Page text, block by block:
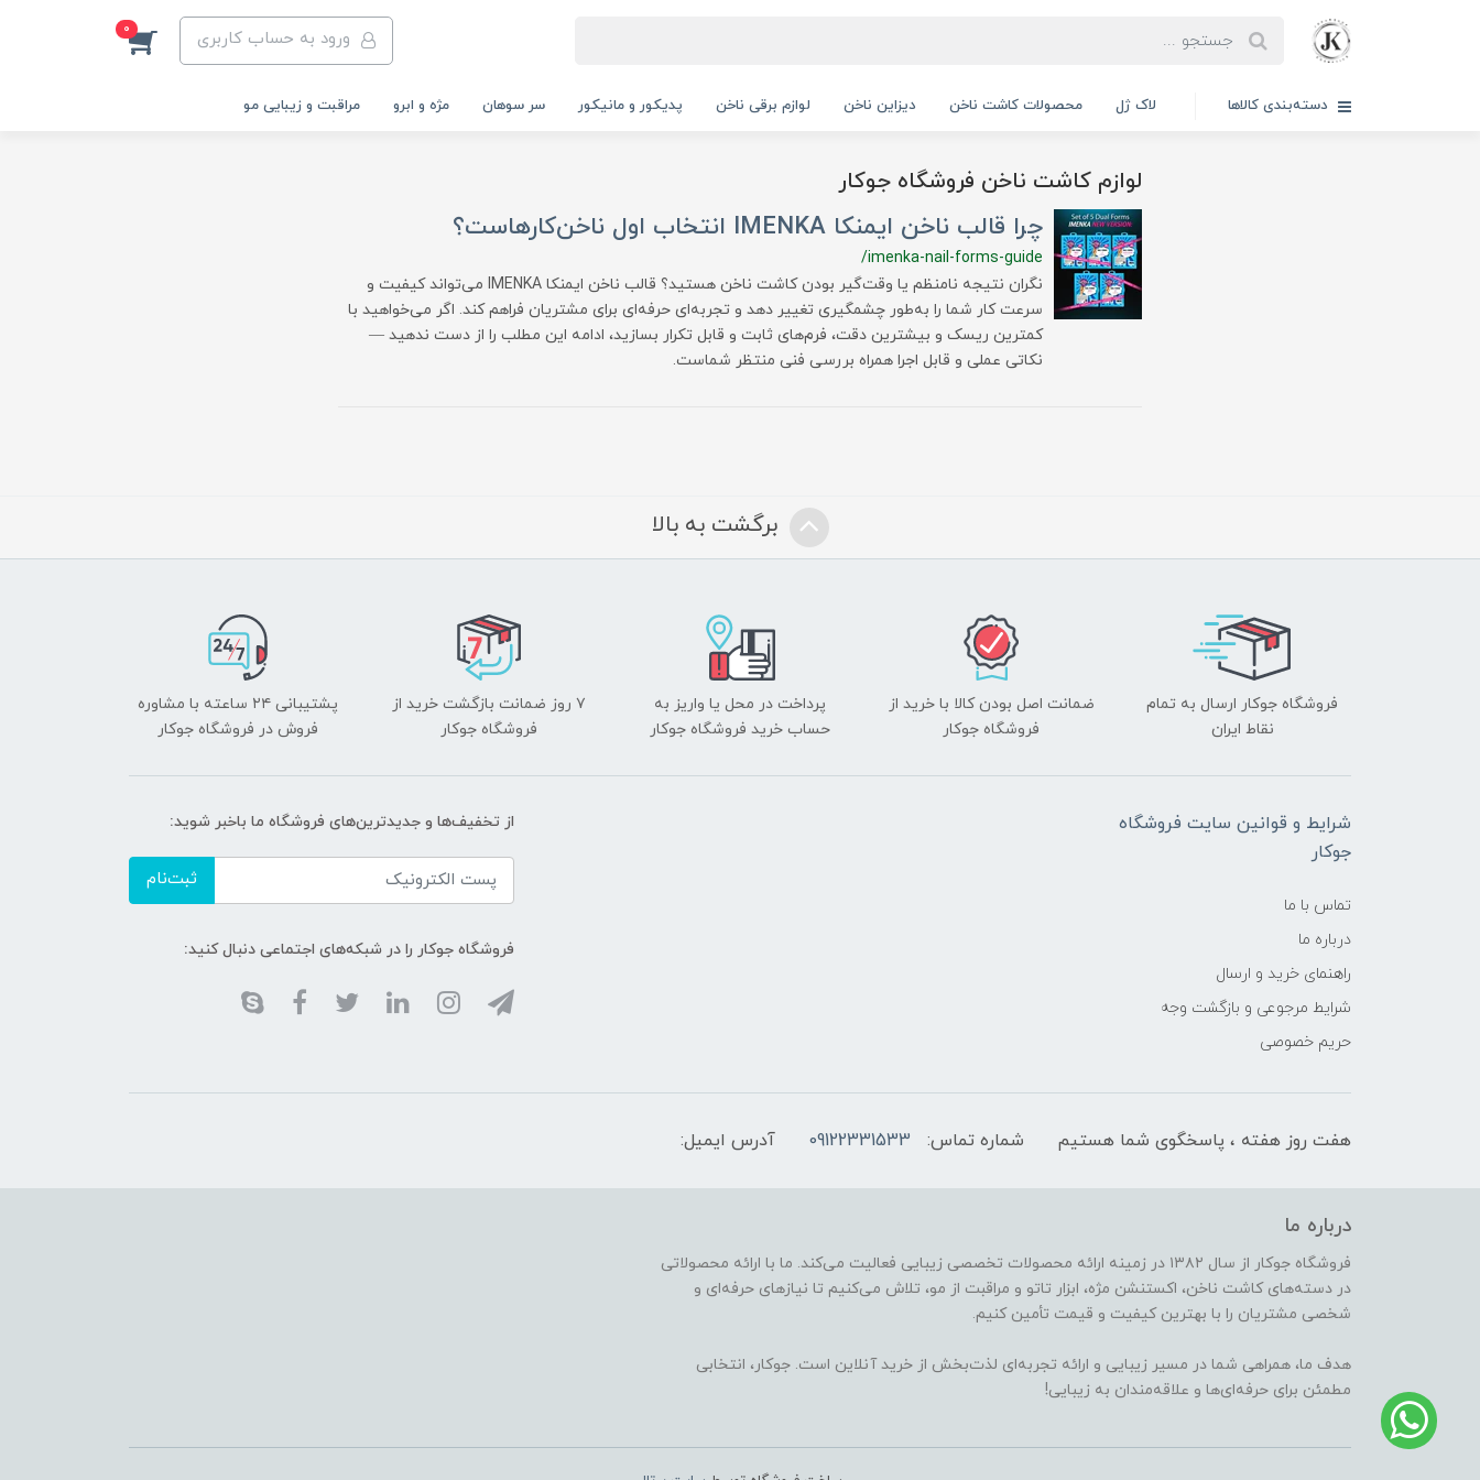
ورود به حساب کاربری 0
دسته‌بندی کالاها لاک ژل محصولات کاشت ناخن دیزاین ناخن لوازم برقی ناخن پدیکور و مانیکور سر سوهان مژه و ابرو مراقبت و زیبایی مو
لوازم کاشت ناخن فروشگاه جوکار
چرا قالب ناخن ایمنکا IMENKA انتخاب اول ناخن‌کارهاست؟
/imenka-nail-forms-guide
نگران نتیجه نامنظم یا وقت‌گیر بودن کاشت ناخن هستید؟ قالب ناخن ایمنکا IMENKA می‌تواند کیفیت و
سرعت کار شما را به‌طور چشمگیری تغییر دهد و تجربه‌ای حرفه‌ای برای مشتریان فراهم کند. اگر می‌خواهید با
کمترین ریسک و بیشترین دقت، فرم‌های ثابت و قابل تکرار بسازید، ادامه این مطلب را از دست ندهید —
نکاتی عملی و قابل اجرا همراه بررسی فنی منتظر شماست.
برگشت به بالا
فروشگاه جوکار ارسال به تمام
نقاط ایران
ضمانت اصل بودن کالا با خرید از
فروشگاه جوکار
پرداخت در محل یا واریز به
حساب خرید فروشگاه جوکار
۷ روز ضمانت بازگشت خرید از
فروشگاه جوکار
پشتیبانی ۲۴ ساعته با مشاوره
فروش در فروشگاه جوکار
شرایط و قوانین سایت فروشگاه
جوکار
تماس با ما
درباره ما
راهنمای خرید و ارسال
شرایط مرجوعی و بازگشت وجه
حریم خصوصی
از تخفیف‌ها و جدیدترین‌های فروشگاه ما باخبر شوید:
ثبت‌نام
فروشگاه جوکار را در شبکه‌های اجتماعی دنبال کنید:
هفت روز هفته ، پاسخگوی شما هستیم شماره تماس: 09122331533 آدرس ایمیل:
درباره ما
فروشگاه جوکار از سال ۱۳۸۲ در زمینه ارائه محصولات تخصصی زیبایی فعالیت می‌کند. ما با ارائه محصولاتی
در دسته‌های کاشت ناخن، اکستنشن مژه، ابزار تاتو و مراقبت از مو، تلاش می‌کنیم تا نیازهای حرفه‌ای و
شخصی مشتریان را با بهترین کیفیت و قیمت تأمین کنیم.
هدف ما، همراهی شما در مسیر زیبایی و ارائه تجربه‌ای لذت‌بخش از خرید آنلاین است. جوکار، انتخابی
مطمئن برای حرفه‌ای‌ها و علاقه‌مندان به زیبایی!